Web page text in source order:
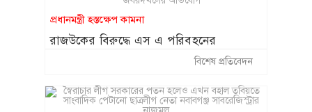
প্রধানমন্ত্রী হস্তক্ষেপ কামনা
রাজউকের বিরুদ্ধে এস এ পরিবহনের
ভোগদখলীয় সম্পত্তি জবরদখলের অভিযোগ
বিশেষ প্রতিবেদন